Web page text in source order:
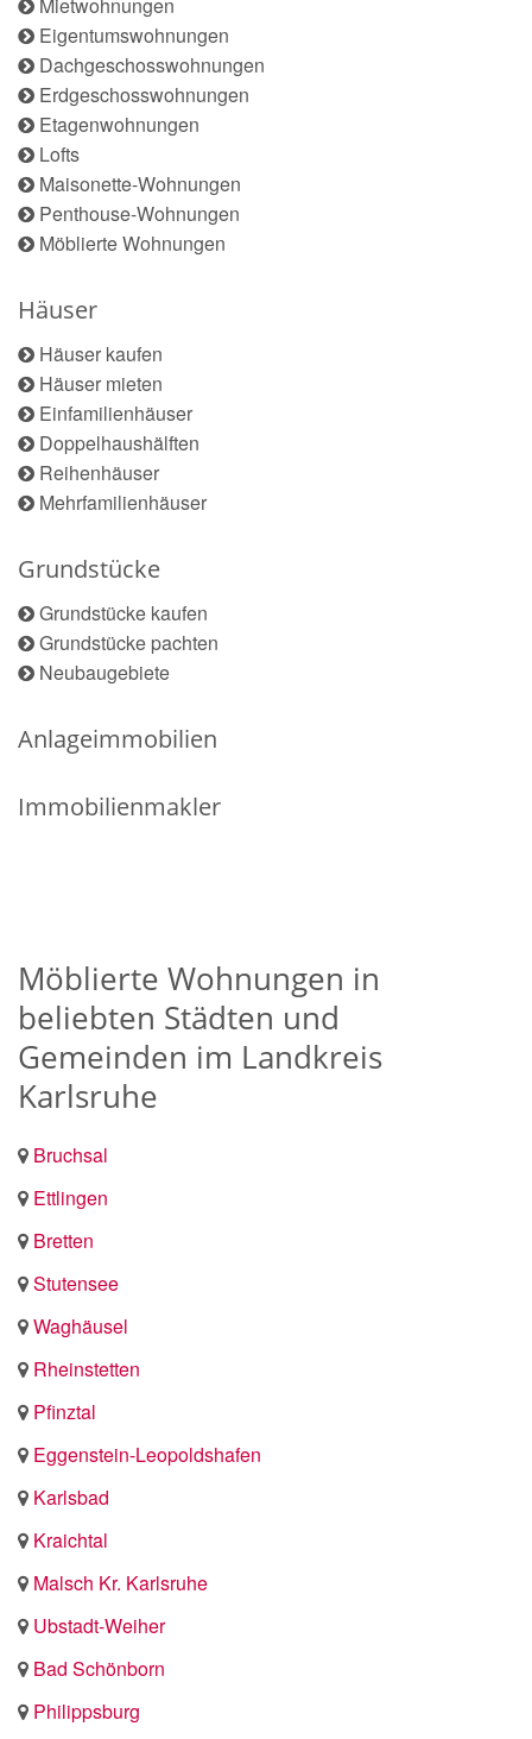
Mietwohnungen
Eigentumswohnungen
Dachgeschosswohnungen
Erdgeschosswohnungen
Etagenwohnungen
Lofts
Maisonette-Wohnungen
Penthouse-Wohnungen
Möblierte Wohnungen
Häuser
Häuser kaufen
Häuser mieten
Einfamilienhäuser
Doppelhaushälften
Reihenhäuser
Mehrfamilienhäuser
Grundstücke
Grundstücke kaufen
Grundstücke pachten
Neubaugebiete
Anlageimmobilien
Immobilienmakler
Möblierte Wohnungen in
beliebten Städten und
Gemeinden im Landkreis
Karlsruhe
Bruchsal
Ettlingen
Bretten
Stutensee
Waghäusel
Rheinstetten
Pfinztal
Eggenstein-Leopoldshafen
Karlsbad
Kraichtal
Malsch Kr. Karlsruhe
Ubstadt-Weiher
Bad Schönborn
Philippsburg